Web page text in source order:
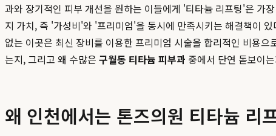
과와 장기적인 피부 개선을 원하는 이들에게 '티타늄 리프팅'은 가
지 가치, 즉 '가성비'와 '프리미엄'을 동시에 만족시키는 해결책이
없는 이곳은 최신 장비를 이용한 프리미엄 시술을 합리적인 비용
는지, 그리고 왜 수많은 구월동 티타늄 피부과 중에서 단연 돋보이
왜 인천에서는 톤즈의원 티타늄 리